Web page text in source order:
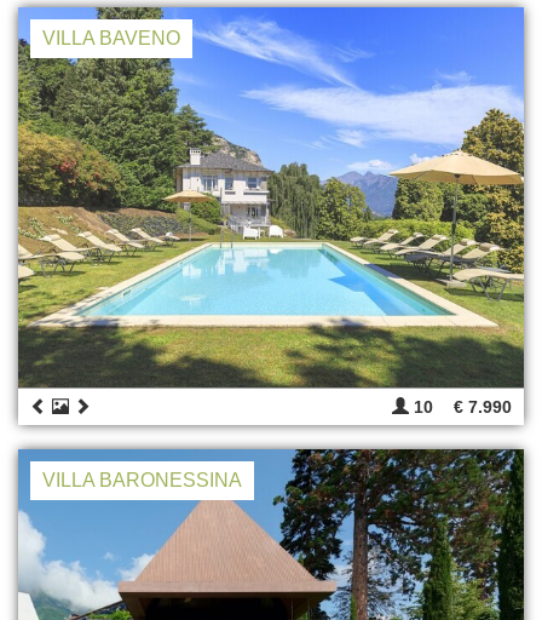
VILLA BAVENO
10 € 7.990
VILLA BARONESSINA